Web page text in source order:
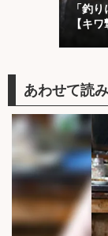
「釣
【キ